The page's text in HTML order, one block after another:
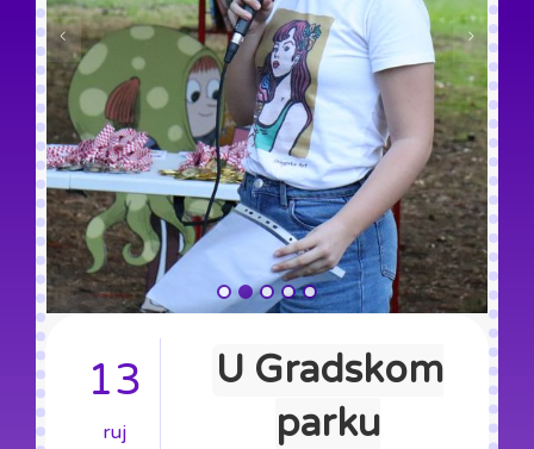
13
ruj
U Gradskom
parku